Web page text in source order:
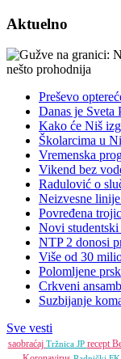
Aktuelno
Preševo
Danas je Sveta
Kako će Niš
Školarcima u
Vremenska
Vikend bez
Radulović o
Neizvesne
Povređena
Novi studentski
NTP 2 donosi
Više od 30
Polomljene
Crkveni
Suzbijanje
Sve vesti
saobraćaj Tržnica JP recept